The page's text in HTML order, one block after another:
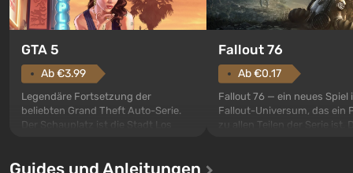
GTA 5
Ab €3.99
Legendäre Fortsetzung der
beliebten Grand Theft Auto-Serie.
Der Schauplatz ist die Stadt Los
ersten Mal erzählt das Spiel die
Fallout 76
Ab €0.17
Fallout 76 — ein neues Spiel
Fallout-Universum, das ein
zu allen Teilen der Serie ist.
Guides und Anleitungen